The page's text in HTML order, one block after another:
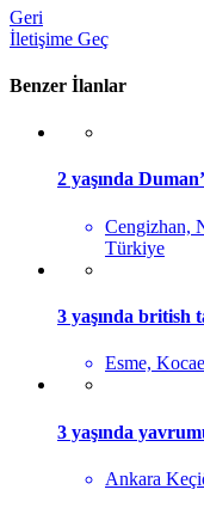
Geri
İletişime Geç
Benzer İlanlar
2 yaşında
Cengizhan,
Türkiye
3 yaşında british
Esme,
3 yaşında
Ankara